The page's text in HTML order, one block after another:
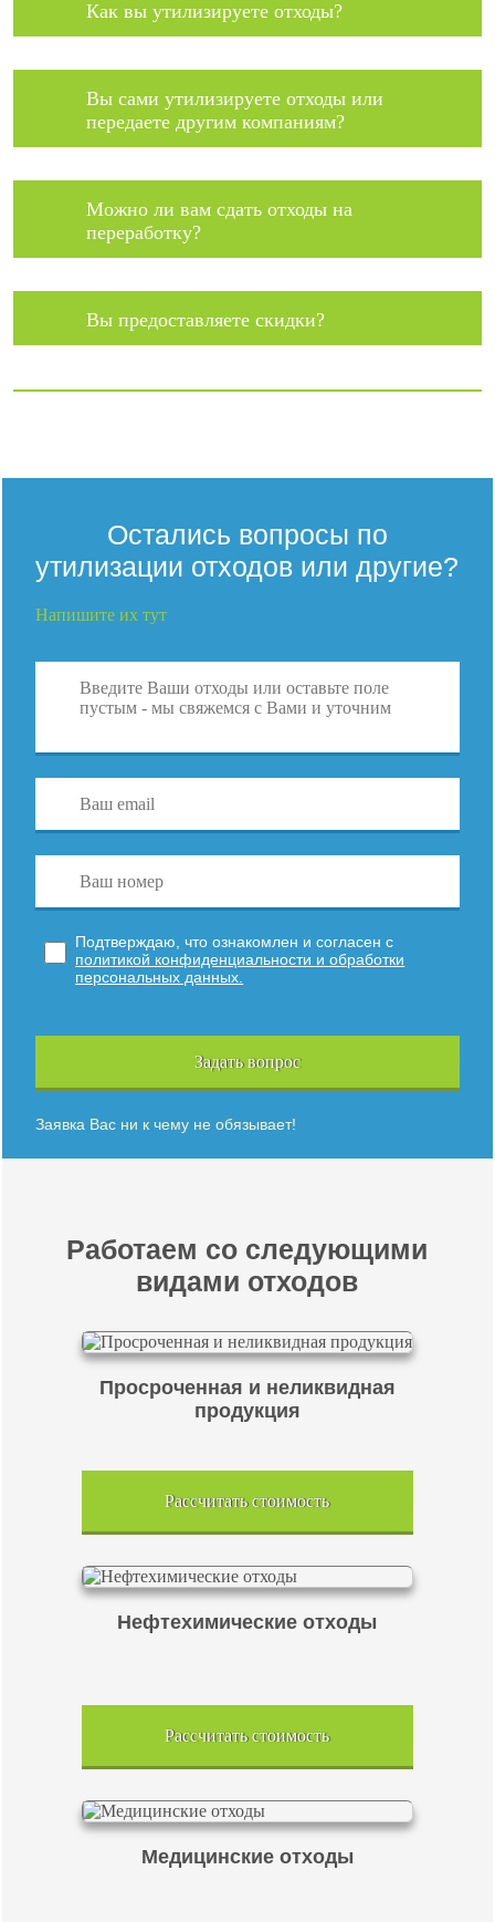
Как вы утилизируете отходы?
Вы сами утилизируете отходы или
передаете другим компаниям?
Можно ли вам сдать отходы на
переработку?
Вы предоставляете скидки?
Остались вопросы по
утилизации отходов или другие?
Напишите их тут
Подтверждаю, что ознакомлен и согласен с
политикой конфиденциальности и обработки
персональных данных.
Задать вопрос
Заявка Вас ни к чему не обязывает!
Работаем со следующими
видами отходов
Просроченная и неликвидная
продукция
Рассчитать стоимость
Нефтехимические отходы
Рассчитать стоимость
Медицинские отходы